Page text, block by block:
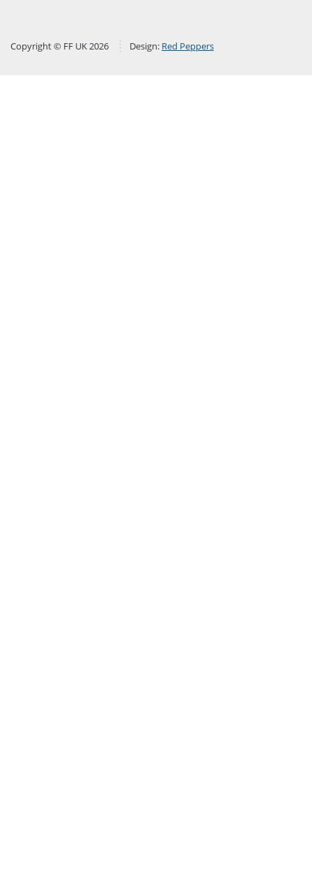
Copyright © FF UK 2026 Design: Red Peppers